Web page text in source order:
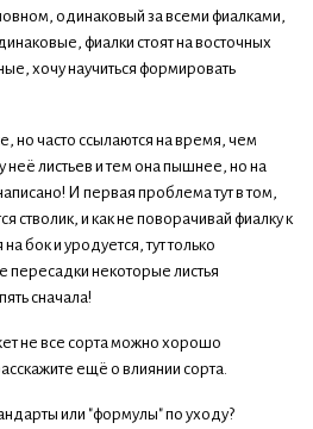
одинаковый за всеми фиалками,
фиалки стоят на восточных
хочу научиться формировать
но часто ссылаются на время, чем
листьев и тем она пышнее, но на
И первая проблема тут в том,
стволик, и как не поворачивай фиалку к
бок и уродуется, тут только
пересадки некоторые листья
сначала!
не все сорта можно хорошо
ещё о влиянии сорта.
или "формулы" по уходу?